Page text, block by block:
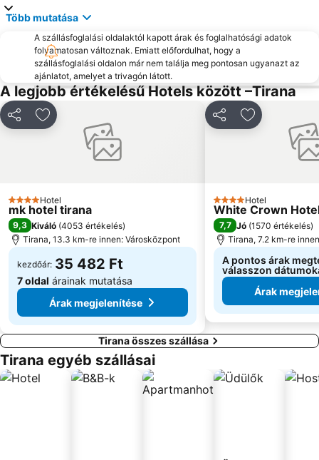
Több mutatása
A szállásfoglalási oldalaktól kapott árak és foglalhatósági adatok
folyamatosan változnak. Emiatt előfordulhat, hogy a
szállásfoglalási oldalon már nem találja meg pontosan ugyanazt az
ajánlatot, amelyet a trivagón látott.
A legjobb értékelésű Hotels között –Tirana
MegosztásHozzáadás a kedvencekhez
4 Kategória
Hotel
mk hotel tirana
9,3 Kiváló (4053 értékelés)
Tirana, 13.3 km-re innen: Városközpont
kezdőár: 35 482 Ft
7 oldal árainak mutatása
Árak megjelenítése
MegosztásHozzáadás
4 Kategória
Hotel
White Crown
7,7 Jó (1570 értékelés)
Tirana, 7.2 km-re
A pontos árak
válasszon
Árak
Tirana összes szállása
Tirana egyéb szállásai